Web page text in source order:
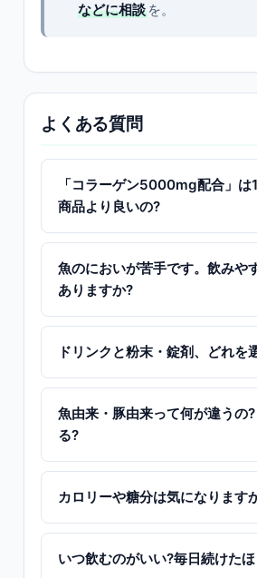
などに相談 を。
よくある質問
「コラーゲン5000mg配合」
商品より良いの?
魚のにおいが苦手です。飲みや
ありますか?
ドリンクと粉末・錠剤、どれを
魚由来・豚由来って何が違うの
る?
カロリーや糖分は気になります
いつ飲むのがいい?毎日続けた